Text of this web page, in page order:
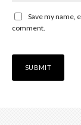
Save my name,
comment.